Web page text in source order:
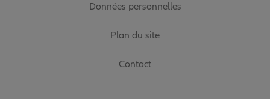
Données personnelles
Plan du site
Contact